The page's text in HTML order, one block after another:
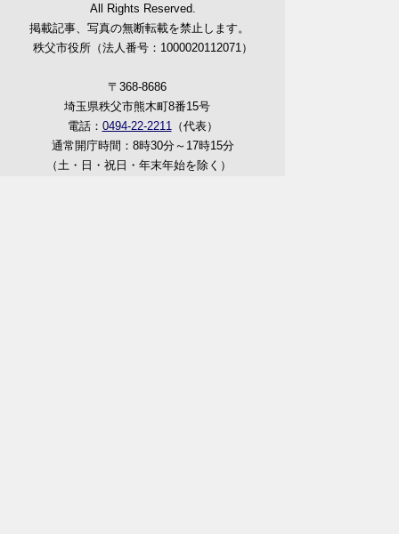
All Rights Reserved.
掲載記事、写真の無断転載を禁止します。
秩父市役所（法人番号：1000020112071）
〒368-8686
埼玉県秩父市熊木町8番15号
電話： 0494-22-2211
（代表）
通常開庁時間：8時30分～17時15分
（土・日・祝日・年末年始を除く）